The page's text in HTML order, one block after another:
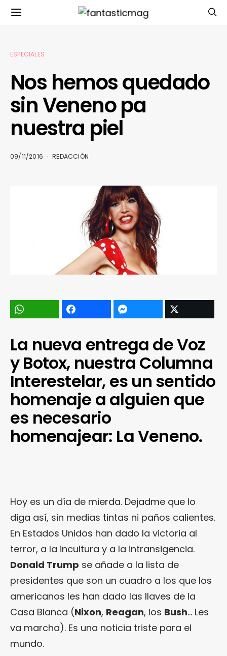
ESPECIALES
Nos hemos quedado
sin Veneno pa
nuestra piel
09/11/2016 REDACCIÓN
La nueva entrega de Voz
y Botox, nuestra Columna
Interestelar, es un sentido
homenaje a alguien que
es necesario
homenajear: La Veneno.
Hoy es un día de mierda. Dejadme que lo
diga así, sin medias tintas ni paños calientes.
En Estados Unidos han dado la victoria al
terror, a la incultura y a la intransigencia.
Donald Trump se añade a la lista de
presidentes que son un cuadro a los que los
americanos les han dado las llaves de la
Casa Blanca (Nixon, Reagan, los Bush… Les
va marcha). Es una noticia triste para el
mundo.